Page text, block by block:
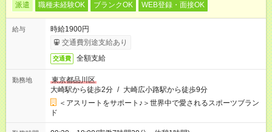
派遣 職種未経験OK ブランクOK WEB登録・面接OK
給与
時給1900円
交通費別途支給あり
交通費 全額支給
勤務地
東京都品川区
大崎駅から徒歩2分 / 大崎広小路駅から徒歩9分
＜アスリートをサポート♪＞世界中で愛されるスポーツブラン
ド